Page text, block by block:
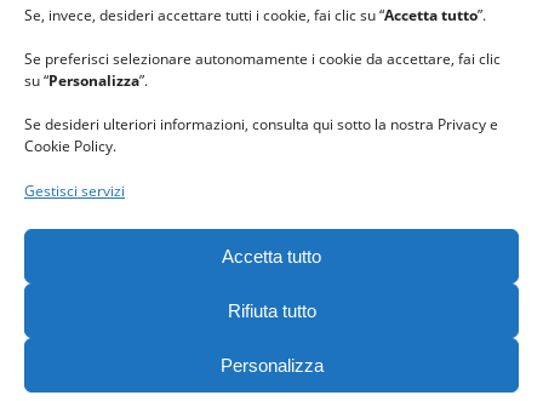
Se, invece, desideri accettare tutti i cookie, fai clic su “Accetta tutto”.
Se preferisci selezionare autonomamente i cookie da accettare, fai clic
su “Personalizza”.
Se desideri ulteriori informazioni, consulta qui sotto la nostra Privacy e
Cookie Policy.
Gestisci servizi
Accetta tutto
Rifiuta tutto
Personalizza
Gomitolorosa. Tutti i diritti riservati. - C. F. 90063400023 -Privacy